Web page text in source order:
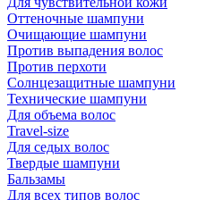
Оттеночные шампуни
Очищающие шампуни
Против выпадения волос
Против перхоти
Солнцезащитные шампуни
Технические шампуни
Для объема волос
Travel-size
Для седых волос
Твердые шампуни
Бальзамы
Для всех типов волос